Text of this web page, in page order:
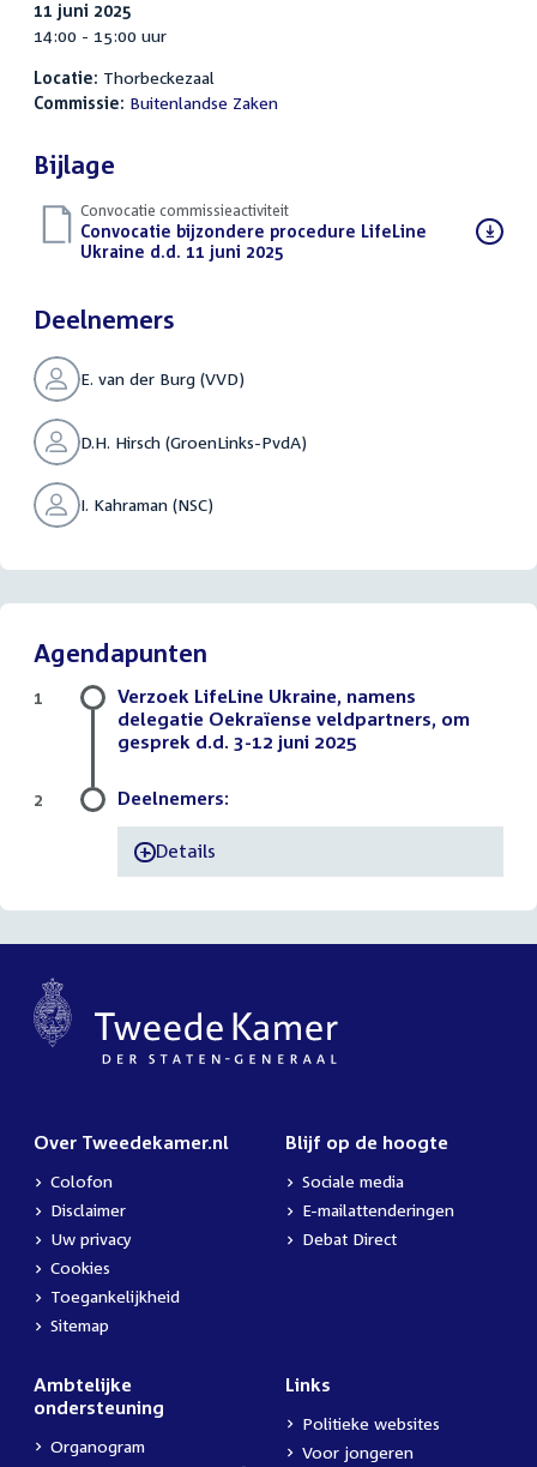
11 juni 2025
14:00 - 15:00 uur
Locatie: Thorbeckezaal
Commissie: Buitenlandse Zaken
Bijlage
Convocatie commissieactiviteit
Download
bestand:
Convocatie bijzondere procedure LifeLine
Ukraine d.d. 11 juni 2025
Deelnemers
E. van der Burg (VVD)
D.H. Hirsch (GroenLinks-PvdA)
I. Kahraman (NSC)
Agendapunten
Verzoek LifeLine Ukraine, namens
delegatie Oekraïense veldpartners, om
gesprek d.d. 3-12 juni 2025
1
Deelnemers:
-Details
2
Over Tweedekamer.nl
Colofon
Disclaimer
Uw privacy
Cookies
Toegankelijkheid
Sitemap
Blijf op de hoogte
Sociale media
E-mailattenderingen
Debat Direct
Ambtelijke
ondersteuning
Organogram
Links
Politieke websites
Voor jongeren